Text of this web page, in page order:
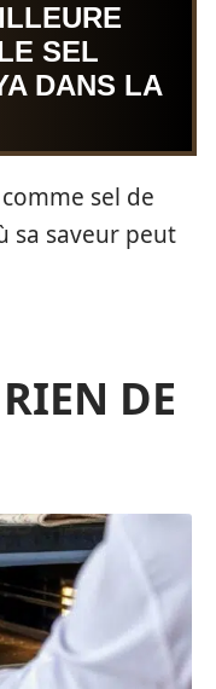
SEL
DANS LA
sel de
sa saveur peut
DE